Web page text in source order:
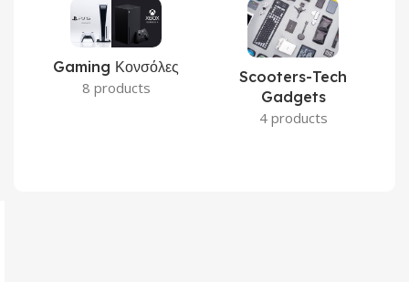
Gaming Κονσόλες
8 products
Scooters-Tech
Gadgets
4 products